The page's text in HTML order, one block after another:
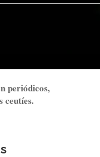
periódicos,
ceutíes.